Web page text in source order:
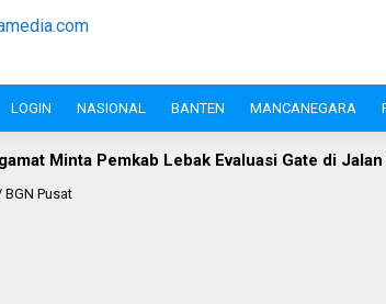
LOGIN NASIONAL BANTEN MANCANEGARA
Evaluasi Gate di Jalan S.A. Tirtayasa
BGN Pusat